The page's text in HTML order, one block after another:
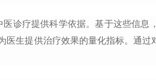
诊疗提供科学依据。基于这些信息
生提供治疗效果的量化指标。通